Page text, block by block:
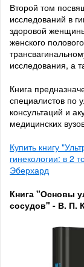
Второй том
исследований в
здоровой
женского
исследования, а
Книга
специалистов по
консультаций и
медицинских
Купить книгу
гинекологии: в 2
Эберхард
Книга "Основы
сосудов" - В. П.